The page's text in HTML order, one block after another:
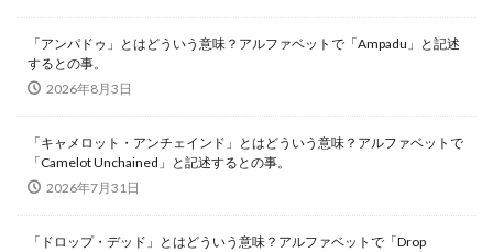
「アンパドゥ」とはどういう意味？アルファベットで「Ampadu」と記述
するとの事。
2026年8月3日
「キャメロット・アンチェインド」とはどういう意味？アルファベットで
「Camelot Unchained」と記述するとの事。
2026年7月31日
「ドロップ・デッド」とはどういう意味？アルファベットで「Drop